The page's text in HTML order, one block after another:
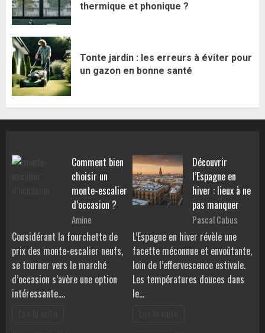
thermique et phonique ?
Tonte jardin : les erreurs à éviter pour
un gazon en bonne santé
Comment bien
choisir un
monte-escalier
d’occasion ?
Amine
Considérant la fourchette de
prix des monte-escalier neufs,
se tourner vers le marché
d’occasion s’avère une option
intéressante.…
Découvrir
l’Espagne en
hiver : lieux à ne
pas manquer
Pascal Cabus
L’Espagne en hiver révèle une
facette méconnue et envoûtante,
loin de l’effervescence estivale.
Les températures douces dans
le…